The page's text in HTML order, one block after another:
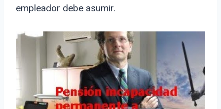
empleador debe asumir.